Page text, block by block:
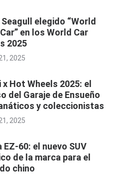
Seagull elegido “World
en los World Car
2025
2025
x Hot Wheels 2025: el
del Garaje de Ensueño
y coleccionistas
2025
EZ-60: el nuevo SUV
de la marca para el
chino